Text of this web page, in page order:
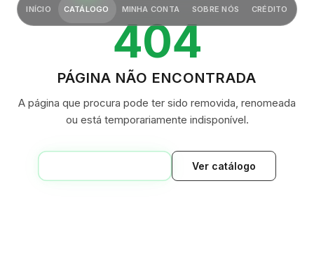
INÍCIO CATÁLOGO MINHA CONTA SOBRE NÓS CRÉDITO
404
PÁGINA NÃO ENCONTRADA
A página que procura pode ter sido removida, renomeada
ou está temporariamente indisponível.
Ver catálogo